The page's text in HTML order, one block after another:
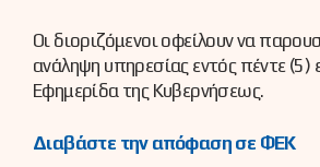
Οι διοριζόμενοι οφείλουν να
ανάληψη υπηρεσίας εντός πέντε
Εφημερίδα της Κυβερνήσεως.
Διαβάστε την απόφαση σε ΦΕΚ